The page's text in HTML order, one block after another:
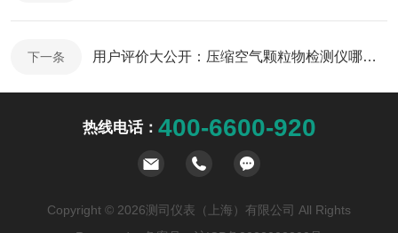
下一条 用户评价大公开：压缩空气颗粒物检测仪哪个品牌受欢迎？
热线电话： 400-6600-920
Copyright © 2026测司仪表（上海）有限公司 All Rights